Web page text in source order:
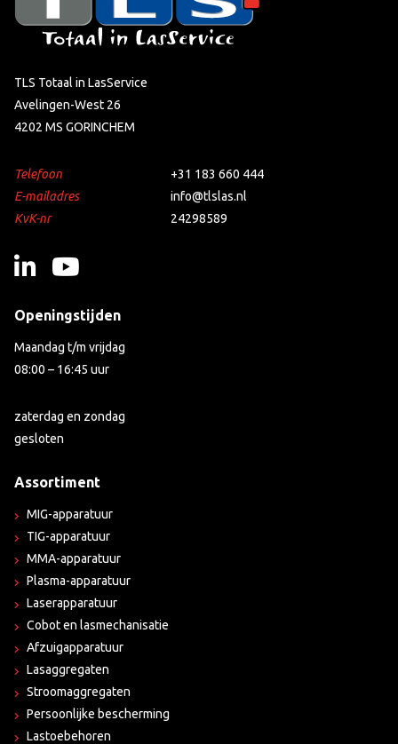
TLS Totaal in LasService
Avelingen-West 26
4202 MS GORINCHEM
Telefoon
+31 183 660 444
E-mailadres
info@tlslas.nl
KvK-nr
24298589
Openingstijden
Maandag t/m vrijdag
08:00 – 16:45 uur
zaterdag en zondag
gesloten
Assortiment
MIG-apparatuur
TIG-apparatuur
MMA-apparatuur
Plasma-apparatuur
Laserapparatuur
Cobot en lasmechanisatie
Afzuigapparatuur
Lasaggregaten
Stroomaggregaten
Persoonlijke bescherming
Lastoebehoren